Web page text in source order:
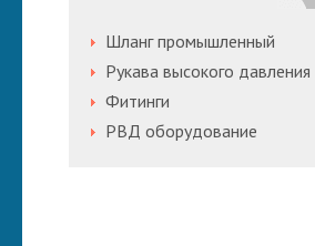
Шланг промышленный
Рукава высокого давления
Фитинги
РВД оборудование